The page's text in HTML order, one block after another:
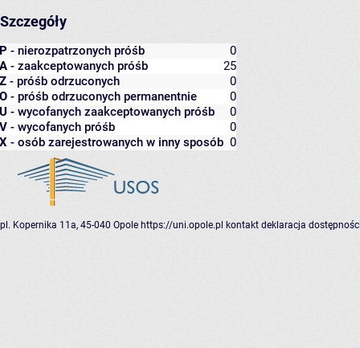
Szczegóły
P - nierozpatrzonych próśb
0
A - zaakceptowanych próśb
25
Z - próśb odrzuconych
0
O - próśb odrzuconych permanentnie
0
U - wycofanych zaakceptowanych próśb
0
V - wycofanych próśb
0
X - osób zarejestrowanych w inny sposób 0
pl. Kopernika 11a, 45-040 Opole https://uni.opole.pl kontakt deklaracja